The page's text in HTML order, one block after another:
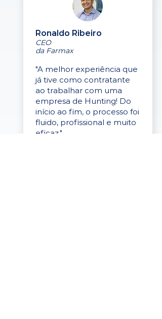
Ronaldo Ribeiro
CEO
da Farmax
"A melhor experiência que
já tive como contratante
ao trabalhar com uma
empresa de Hunting! Do
início ao fim, o processo foi
fluido, profissional e muito
eficaz."